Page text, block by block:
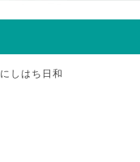
にしはち日和